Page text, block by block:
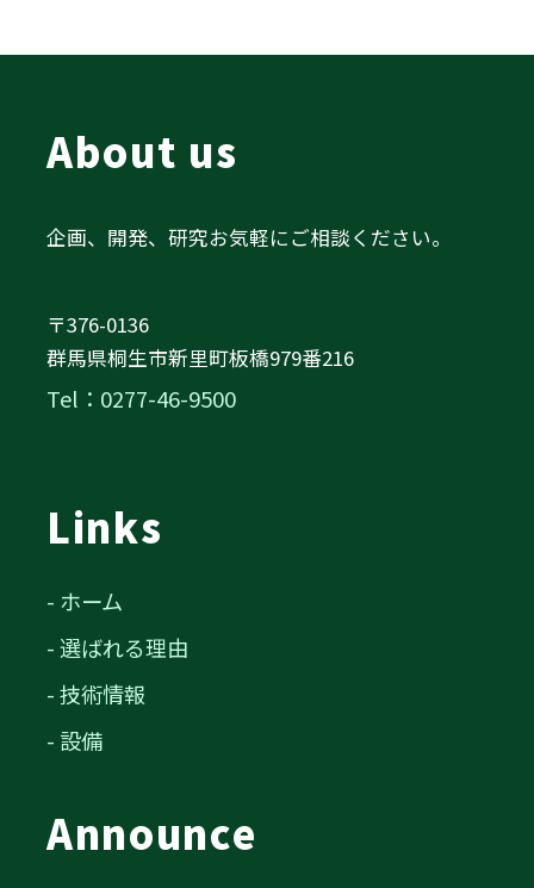
About us
企画、開発、研究お気軽にご相談ください。
〒376-0136
群馬県桐生市新里町板橋979番216
Tel：0277-46-9500
Links
- ホーム
- 選ばれる理由
- 技術情報
- 設備
Announce